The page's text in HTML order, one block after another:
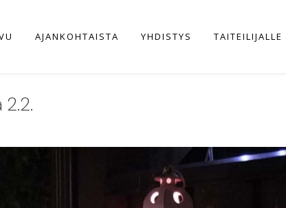
AJANKOHTAISTA YHDISTYS TAITEILIJALLE